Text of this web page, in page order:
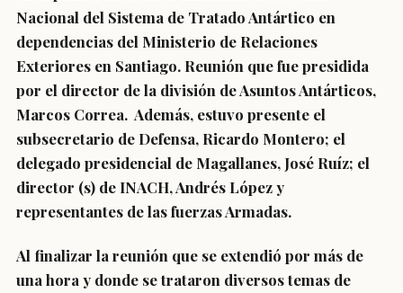
Nacional del Sistema de Tratado Antártico en
dependencias del Ministerio de Relaciones
Exteriores en Santiago. Reunión que fue presidida
por el director de la división de Asuntos Antárticos,
Marcos Correa. Además, estuvo presente el
subsecretario de Defensa, Ricardo Montero; el
delegado presidencial de Magallanes, José Ruíz; el
director (s) de INACH, Andrés López y
representantes de las fuerzas Armadas.
Al finalizar la reunión que se extendió por más de
una hora y donde se trataron diversos temas de